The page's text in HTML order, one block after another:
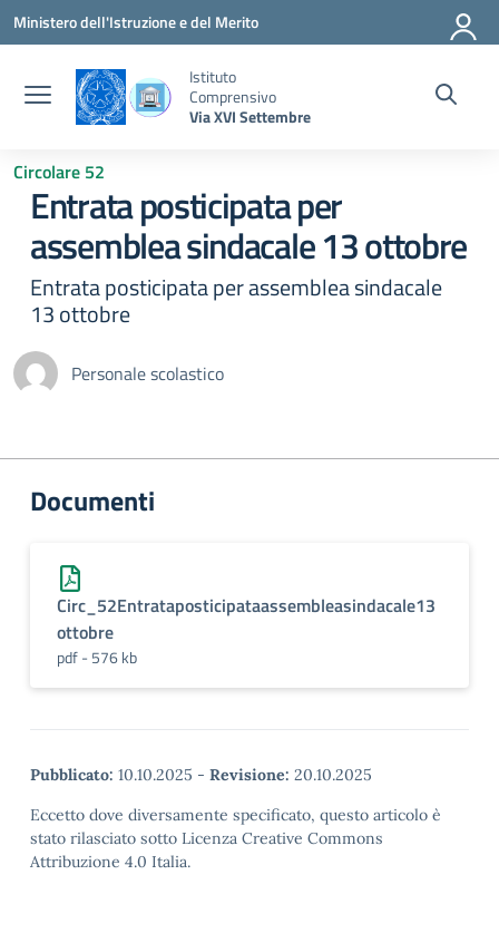
Vai ai contenuti
Vai al menu di navigazione
Vai al footer
Ministero dell'Istruzione e del Merito
Istituto
Comprensivo
Via XVI Settembre
Circolare 52
Entrata posticipata per
assemblea sindacale 13 ottobre
Entrata posticipata per assemblea sindacale
13 ottobre
Personale scolastico
Documenti
Circ_52Entrataposticipataassembleasindacale13
ottobre
pdf - 576 kb
Pubblicato: 10.10.2025 - Revisione: 20.10.2025
Eccetto dove diversamente specificato, questo articolo è
stato rilasciato sotto Licenza Creative Commons
Attribuzione 4.0 Italia.